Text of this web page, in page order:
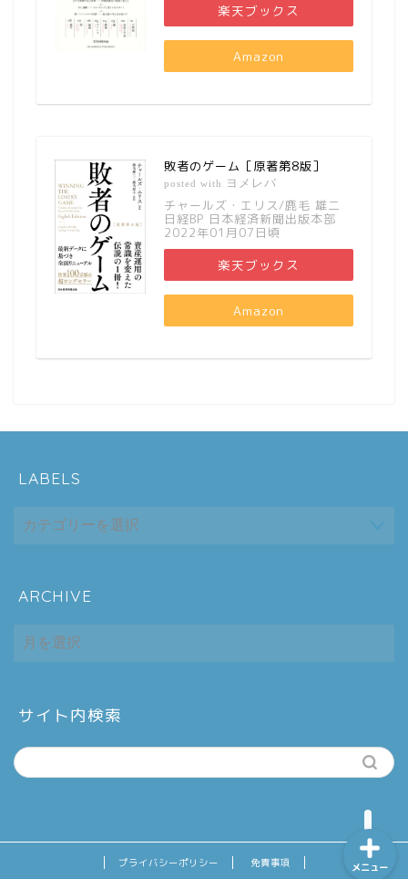
楽天ブックス
Amazon
敗者のゲーム［原著第8版］
posted with ヨメレバ
チャールズ・エリス/鹿毛 雄二
日経BP 日本経済新聞出版本部
2022年01月07日頃
楽天ブックス
Amazon
LABELS
ARCHIVE
ARCHIVE
サイト内検索
プライバシーポリシー
免責事項
メニュー